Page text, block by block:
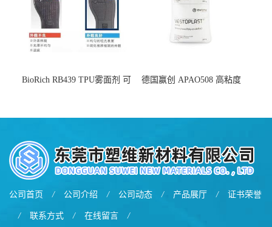
BioRich RB439 TPU雾面剂 可
德国赢创 APAO508 高粘度
公司首页 / 公司介绍 / 公司动态 / 产品展厅 / 证书荣誉
/ 联系方式 / 在线留言 /